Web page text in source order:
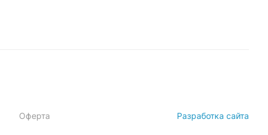
Оферта Разработка сайта